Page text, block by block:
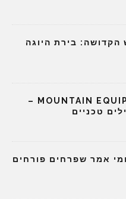
הקדושה: בירת היוגה
מבחן שטח: MOUNTAIN EQUIPMENT COMICI –
טכניים
אמר שפרחים פורחים